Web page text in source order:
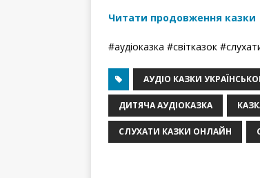
Читати продовження казки
#аудіоказка #світказок
АУДІО КАЗКИ
ДИТЯЧА АУДІОКАЗКА
СЛУХАТИ КАЗКИ ОНЛАЙН